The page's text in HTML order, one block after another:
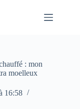
: mon
moelleux
16:58